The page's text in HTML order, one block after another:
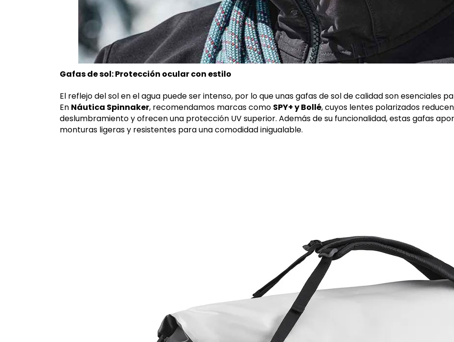
Gafas de sol: Protección ocular con estilo
El reflejo del sol en el agua puede ser intenso, por lo que unas gafas de sol de calidad son esenciales
En Náutica Spinnaker, recomendamos marcas como SPY+ y Bollé, cuyos lentes polarizados
deslumbramiento y ofrecen una protección UV superior. Además de su funcionalidad, estas gafas
monturas ligeras y resistentes para una comodidad inigualable.